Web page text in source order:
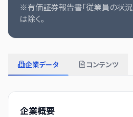
※有価証券報告書「従業員の状況
は除く。
企業データ コンテンツ
企業概要